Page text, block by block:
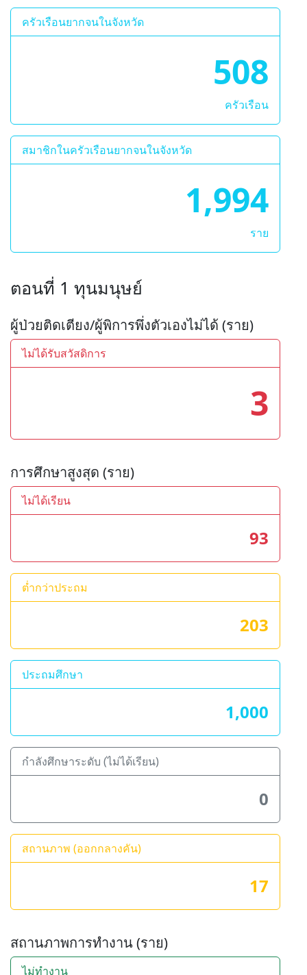
ครัวเรือนยากจนในจังหวัด
508
ครัวเรือน
สมาชิกในครัวเรือนยากจนในจังหวัด
1,994
ราย
ตอนที่ 1 ทุนมนุษย์
ผู้ป่วยติดเตียง/ผู้พิการพึ่งตัวเองไม่ได้ (ราย)
ไม่ได้รับสวัสดิการ
3
การศึกษาสูงสุด (ราย)
ไม่ได้เรียน
93
ต่ำกว่าประถม
203
ประถมศึกษา
1,000
กำลังศึกษาระดับ (ไม่ได้เรียน)
0
สถานภาพ (ออกกลางคัน)
17
สถานภาพการทำงาน (ราย)
ไม่ทำงาน